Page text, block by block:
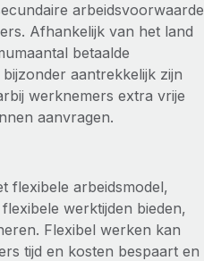
arbeidsvoorwaarde
Afhankelijk van het land
betaalde
aantrekkelijk zijn
werknemers extra vrije
aanvragen.
flexibele arbeidsmodel,
werktijden bieden,
Flexibel werken kan
tijd en kosten bespaart en